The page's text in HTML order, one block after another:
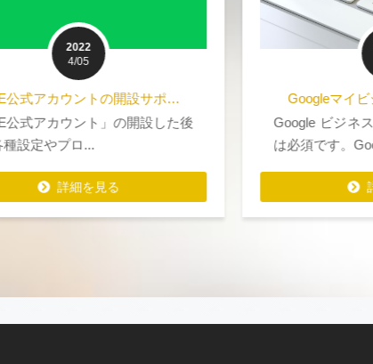
2022
Googleマイビジネス（ビジネス…
Google ビジネス プロフィールの管理
は必須です。Google ...
詳細を見る